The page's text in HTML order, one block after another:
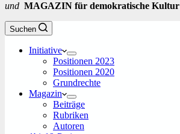
und MAGAZIN für demokratische Kultur
Suchen
Initiative
Positionen 2023
Positionen 2020
Grundrechte
Magazin
Beiträge
Rubriken
Autoren